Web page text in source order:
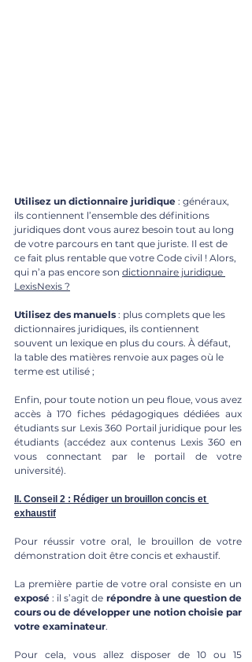
Utilisez un dictionnaire juridique : généraux,
ils contiennent l’ensemble des définitions
juridiques dont vous aurez besoin tout au long
de votre parcours en tant que juriste. Il est de
ce fait plus rentable que votre Code civil ! Alors,
qui n’a pas encore son dictionnaire juridique
LexisNexis ?
Utilisez des manuels : plus complets que les
dictionnaires juridiques, ils contiennent
souvent un lexique en plus du cours. À défaut,
la table des matières renvoie aux pages où le
terme est utilisé ;
Enfin, pour toute notion un peu floue, vous avez
accès à 170 fiches pédagogiques dédiées aux
étudiants sur Lexis 360 Portail juridique pour les
étudiants (accédez aux contenus Lexis 360 en
vous connectant par le portail de votre
université).
II. Conseil 2 : Rédiger un brouillon concis et
exhaustif
Pour réussir votre oral, le brouillon de votre
démonstration doit être concis et exhaustif.
exposé : il s’agit de répondre à une question de
cours ou de développer une notion choisie par
votre examinateur.
Pour cela, vous allez disposer de 10 ou 15